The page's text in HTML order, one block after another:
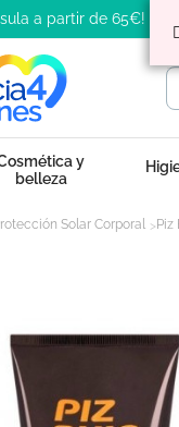
a partir de 65€!
y
belleza
Solar Corporal